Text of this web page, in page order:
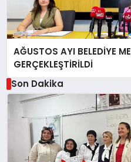
AĞUSTOS AYI BELEDİYE
GERÇEKLEŞTİRİLDİ
Son Dakika